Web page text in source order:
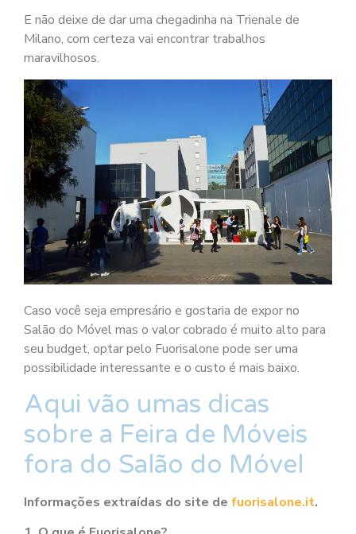
E não deixe de dar uma chegadinha na Trienale de
Milano, com certeza vai encontrar trabalhos
maravilhosos.
Caso você seja empresário e gostaria de expor no
Salão do Móvel mas o valor cobrado é muito alto para
seu budget, optar pelo Fuorisalone pode ser uma
possibilidade interessante e o custo é mais baixo.
Aqui vão umas dicas
sobre a Feira de Móveis
fora do Salão do Móvel
Informações extraídas do site de fuorisalone.it.